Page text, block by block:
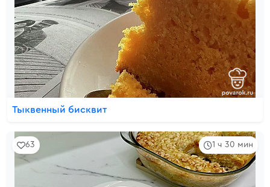
Тыквенный бисквит
1 ч 30 мин
63